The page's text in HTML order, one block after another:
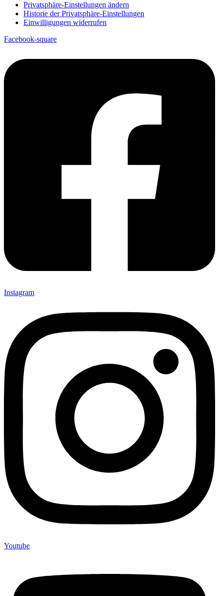
Privatsphäre-Einstellungen ändern
Historie der Privatsphäre-Einstellungen
Einwilligungen widerrufen
Facebook-square
Instagram
Youtube